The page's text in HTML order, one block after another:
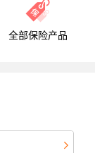
全部保险产品